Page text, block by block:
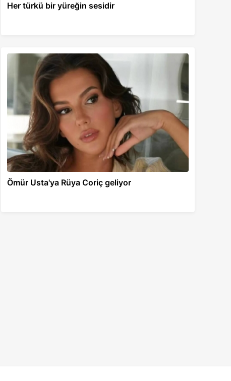
Her türkü bir yüreğin sesidir
Ömür Usta'ya Rüya Coriç geliyor